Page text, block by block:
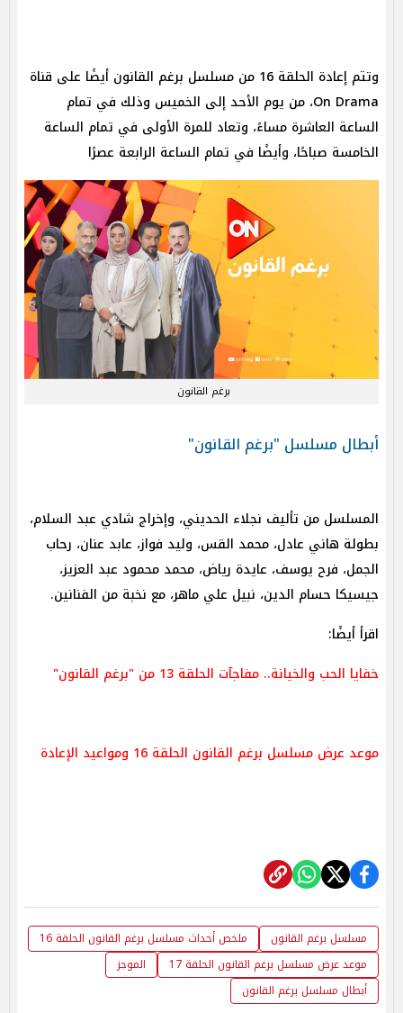
وتتم إعادة الحلقة 16 من مسلسل برغم القانون أيضًا على قناة
On Drama، من يوم الأحد إلى الخميس وذلك في تمام
الساعة العاشرة مساءً، وتعاد للمرة الأولى في تمام الساعة
الخامسة صباحًا، وأيضًا في تمام الساعة الرابعة عصرًا
برغم القانون
أبطال مسلسل "برغم القانون"
المسلسل من تأليف نجلاء الحديني، وإخراج شادي عبد السلام،
بطولة هاني عادل، محمد القس، وليد فواز، عابد عنان، رحاب
الجمل، فرح يوسف، عايدة رياض، محمد محمود عبد العزيز،
جيسيكا حسام الدين، نبيل علي ماهر، مع نخبة من الفنانين.
اقرأ أيضًا:
خفايا الحب والخيانة.. مفاجآت الحلقة 13 من "برغم القانون"
موعد عرض مسلسل برغم القانون الحلقة 16 ومواعيد الإعادة
مسلسل برغم القانون
ملخص أحداث مسلسل برغم القانون الحلقة 16
موعد عرض مسلسل برغم القانون الحلقة 17
الموجز
أبطال مسلسل برغم القانون